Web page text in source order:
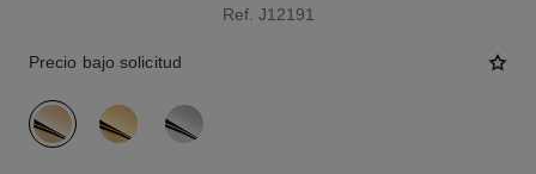
Ref. J12191
Precio bajo solicitud
variante (3)